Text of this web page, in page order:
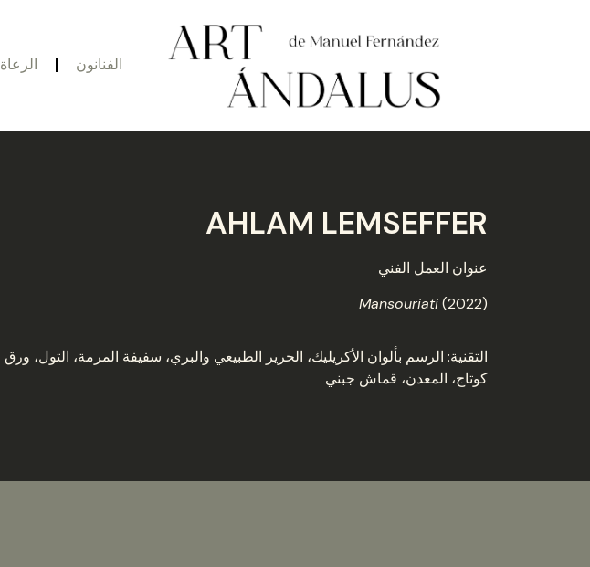
الفنانون الرعاة
AHLAM LEMSEFFER
عنوان العمل الفني
Mansouriati(2022)
التقنية: الرسم بألوان الأكريليك، الحرير الطبيعي والبري، سفيفة المرمة، التول، ورق
كوتاج، المعدن، قماش جبني